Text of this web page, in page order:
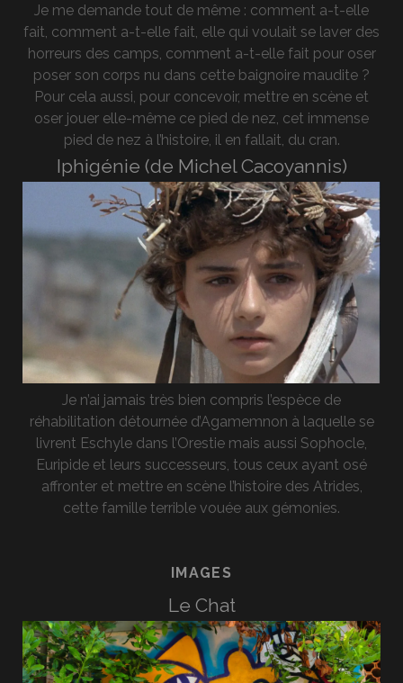
Je me demande tout de même : comment a-t-elle
fait, comment a-t-elle fait, elle qui voulait se laver des
horreurs des camps, comment a-t-elle fait pour oser
poser son corps nu dans cette baignoire maudite ?
Pour cela aussi, pour concevoir, mettre en scène et
oser jouer elle-même ce pied de nez, cet immense
pied de nez à l’histoire, il en fallait, du cran.
Iphigénie (de Michel Cacoyannis)
Je n’ai jamais très bien compris l’espèce de
réhabilitation détournée d’Agamemnon à laquelle se
livrent Eschyle dans l’Orestie mais aussi Sophocle,
Euripide et leurs successeurs, tous ceux ayant osé
affronter et mettre en scène l’histoire des Atrides,
cette famille terrible vouée aux gémonies.
IMAGES
Le Chat